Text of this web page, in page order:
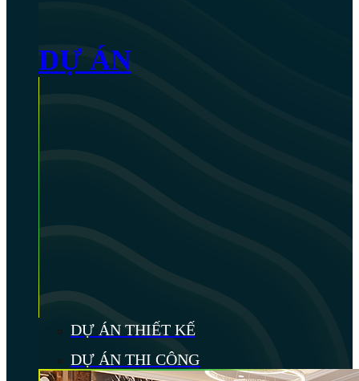
DỰ ÁN
DỰ ÁN THIẾT KẾ
DỰ ÁN THI CÔNG